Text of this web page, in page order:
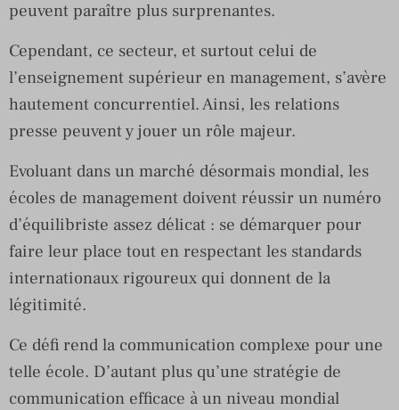
peuvent paraître plus surprenantes.
Cependant, ce secteur, et surtout celui de
l’enseignement supérieur en management, s’avère
hautement concurrentiel. Ainsi, les relations
presse peuvent y jouer un rôle majeur.
Evoluant dans un marché désormais mondial, les
écoles de management doivent réussir un numéro
d’équilibriste assez délicat : se démarquer pour
faire leur place tout en respectant les standards
internationaux rigoureux qui donnent de la
légitimité.
Ce défi rend la communication complexe pour une
telle école. D’autant plus qu’une stratégie de
communication efficace à un niveau mondial